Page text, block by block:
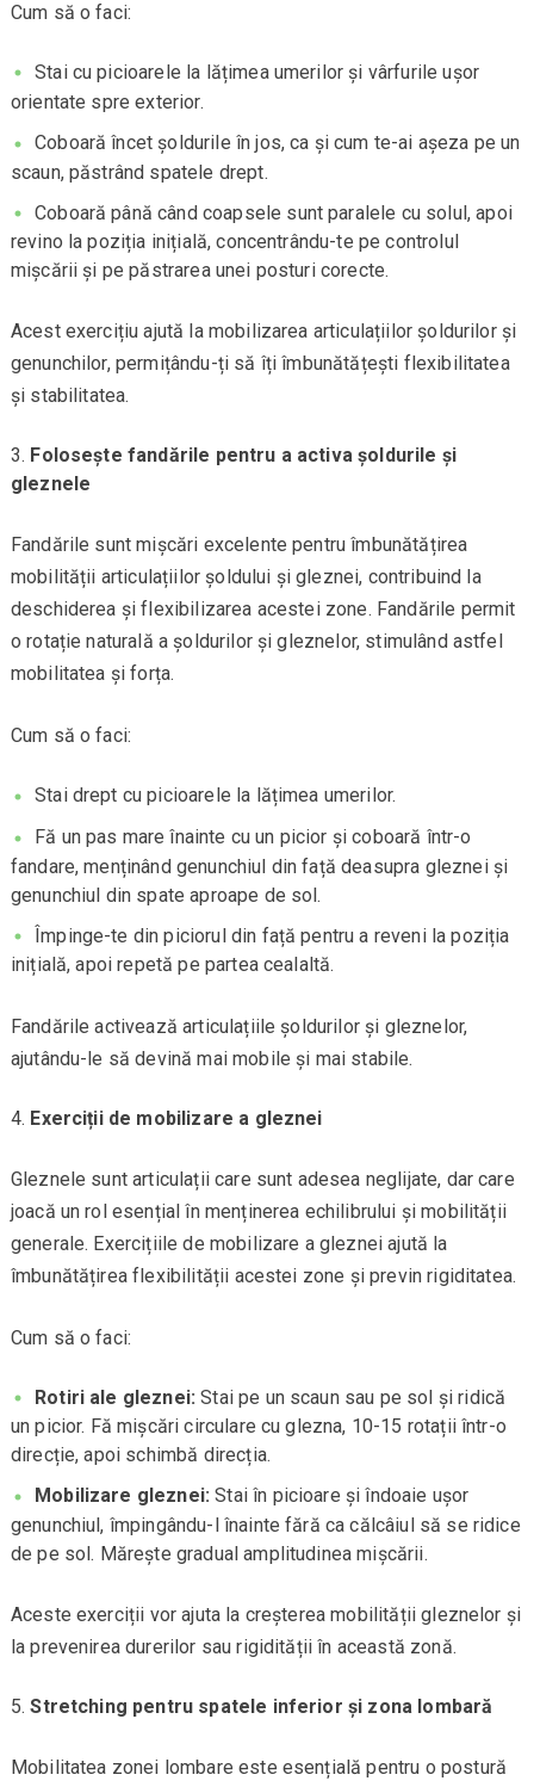
Cum să o faci:
Stai cu picioarele la lățimea umerilor și vârfurile ușor
orientate spre exterior.
Coboară încet șoldurile în jos, ca și cum te-ai așeza pe un
scaun, păstrând spatele drept.
Coboară până când coapsele sunt paralele cu solul, apoi
revino la poziția inițială, concentrându-te pe controlul
mișcării și pe păstrarea unei posturi corecte.
Acest exercițiu ajută la mobilizarea articulațiilor șoldurilor și
genunchilor, permițându-ți să îți îmbunătățești flexibilitatea
și stabilitatea.
Folosește fandările pentru a activa șoldurile și
gleznele
Fandările sunt mișcări excelente pentru îmbunătățirea
mobilității articulațiilor șoldului și gleznei, contribuind la
deschiderea și flexibilizarea acestei zone. Fandările permit
o rotație naturală a șoldurilor și gleznelor, stimulând astfel
mobilitatea și forța.
Cum să o faci:
Stai drept cu picioarele la lățimea umerilor.
Fă un pas mare înainte cu un picior și coboară într-o
fandare, menținând genunchiul din față deasupra gleznei și
genunchiul din spate aproape de sol.
Împinge-te din piciorul din față pentru a reveni la poziția
inițială, apoi repetă pe partea cealaltă.
Fandările activează articulațiile șoldurilor și gleznelor,
ajutându-le să devină mai mobile și mai stabile.
Exerciții de mobilizare a gleznei
Gleznele sunt articulații care sunt adesea neglijate, dar care
joacă un rol esențial în menținerea echilibrului și mobilității
generale. Exercițiile de mobilizare a gleznei ajută la
îmbunătățirea flexibilității acestei zone și previn rigiditatea.
Cum să o faci:
Rotiri ale gleznei: Stai pe un scaun sau pe sol și ridică
un picior. Fă mișcări circulare cu glezna, 10-15 rotații într-o
direcție, apoi schimbă direcția.
Mobilizare gleznei: Stai în picioare și îndoaie ușor
genunchiul, împingându-l înainte fără ca călcâiul să se ridice
de pe sol. Mărește gradual amplitudinea mișcării.
Aceste exerciții vor ajuta la creșterea mobilității gleznelor și
la prevenirea durerilor sau rigidității în această zonă.
Stretching pentru spatele inferior și zona lombară
Mobilitatea zonei lombare este esențială pentru o postură